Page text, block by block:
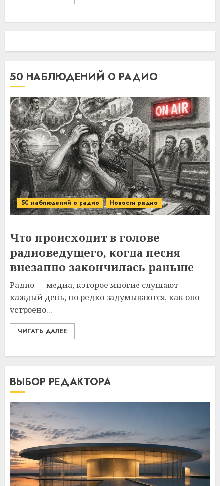
50 НАБЛЮДЕНИЙ О РАДИО
50 наблюдений о радио Новости радио
Что происходит в голове
радиоведущего, когда песня
внезапно закончилась раньше
Радио — медиа, которое многие слушают
каждый день, но редко задумываются, как оно
устроено...
ЧИТАТЬ ДАЛЕЕ
ВЫБОР РЕДАКТОРА